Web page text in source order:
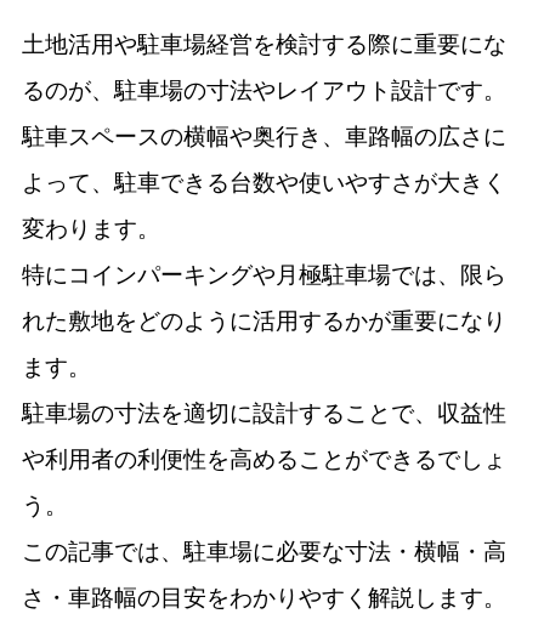
土地活用や駐車場経営を検討する際に重要にな
るのが、駐車場の寸法やレイアウト設計です。
駐車スペースの横幅や奥行き、車路幅の広さに
よって、駐車できる台数や使いやすさが大きく
変わります。
特にコインパーキングや月極駐車場では、限ら
れた敷地をどのように活用するかが重要になり
ます。
駐車場の寸法を適切に設計することで、収益性
や利用者の利便性を高めることができるでしょ
う。
この記事では、駐車場に必要な寸法・横幅・高
さ・車路幅の目安をわかりやすく解説します。